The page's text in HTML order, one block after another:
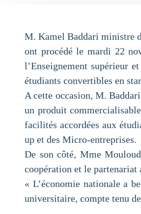
M. Kamel Baddari ministre
ont procédé le mardi 22
l’Enseignement supérieur
étudiants convertibles en
A cette occasion, M.
un produit
facilités accordées aux
up et des Micro-entreprises.
De son côté, Mme
coopération et le
« L’économie nationale a
universitaire, compte tenu